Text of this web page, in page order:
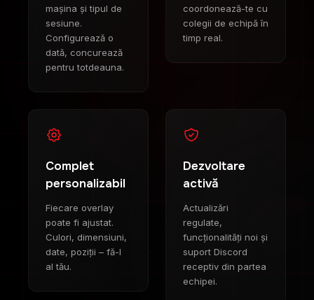
mașina și tipul de
sesiune.
Configurează o
dată, concurează
pentru totdeauna.
coordonează-te cu
colegii de echipă în
timp real.
Complet
personalizabil
Fiecare overlay
poate fi ajustat.
Culori, dimensiuni,
date, poziții – fă-l
al tău.
Dezvoltare
activă
Actualizări
regulate,
funcționalități noi și
suport Discord
receptiv din partea
echipei.